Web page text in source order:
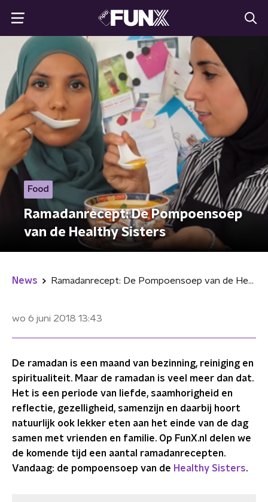
Food
Ramadanrecept: De Pompoensoep
van de Healthy Sisters
News Ramadanrecept: De Pompoensoep van de Healthy Sisters
wo 6 juni 2018 13:43
De ramadan is een maand van bezinning, reiniging en
spiritualiteit. Maar de ramadan is veel meer dan dat.
Het is een periode van liefde, saamhorigheid en
reflectie, gezelligheid, samenzijn en daarbij hoort
natuurlijk ook lekker eten aan het einde van de dag
samen met vrienden en familie. Op FunX.nl delen we
de komende tijd een aantal ramadanrecepten.
Vandaag: de pompoensoep van de Healthy Sisters.